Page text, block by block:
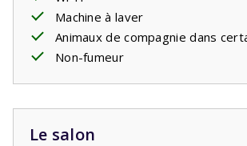
Machine à laver
Animaux de compagnie dans
Non-fumeur
Le salon